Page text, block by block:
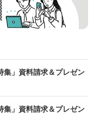
集」資料請求＆プレゼン
集」資料請求＆プレゼン